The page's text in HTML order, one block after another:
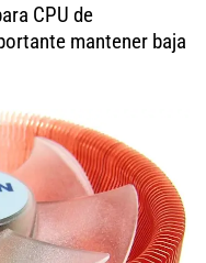
CPU de
mantener baja